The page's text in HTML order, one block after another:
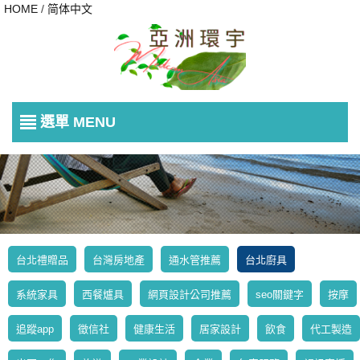
HOME / 简体中文
選單 MENU
台北禮贈品 台灣房地產 通水管推薦 台北廚具
系統家具 西餐爐具 網頁設計公司推薦 seo關鍵字 按摩
追蹤app 徵信社 健康生活 居家設計 飲食 代工製造